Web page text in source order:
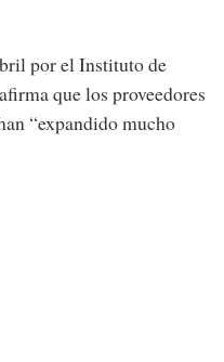
por el Instituto de
que los proveedores
“expandido mucho